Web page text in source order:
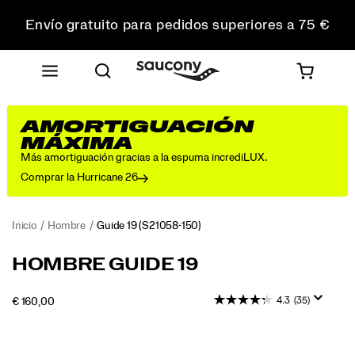
Envío gratuito para pedidos superiores a 75 €
Devoluciones gratuitas en todos los pedidos
Consigue un 10 % de descuento en tu primer pedido
AMORTIGUACIÓN
MÁXIMA
Más amortiguación gracias a la espuma incrediLUX.
Comprar la Hurricane 26
Inicio Hombre Guide 19(S21058-150)
Disfruta
comodidad
https://www.saucony.com/ES/es_ES/guide-
HOMBRE GUIDE 19
€ 160,00INSTOCK 4.3 (35)